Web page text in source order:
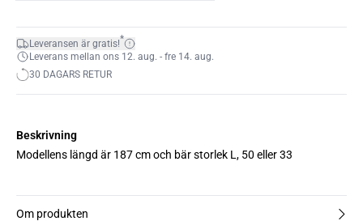
Leveransen är gratis!*
Leverans mellan ons 12. aug. - fre 14. aug.
30 DAGARS RETUR
Beskrivning
Modellens längd är 187 cm och bär storlek L, 50 eller 33
Om produkten